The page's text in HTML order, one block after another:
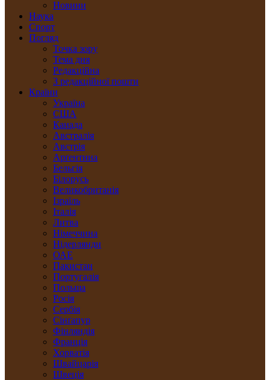
Новини
Наука
Спорт
Погляд
Точка зору
Тема дня
Редакційна
З редакційної пошти
Країни
Україна
США
Канада
Австралія
Австрія
Арґентина
Бельгія
Білорусь
Великобританія
Ізраїль
Італія
Литва
Німеччина
Нідерлянди
ОАЕ
Пакистан
Португалія
Польща
Росія
Сербія
Сінґапур
Фінляндія
Франція
Хорватія
Швайцарія
Швеція